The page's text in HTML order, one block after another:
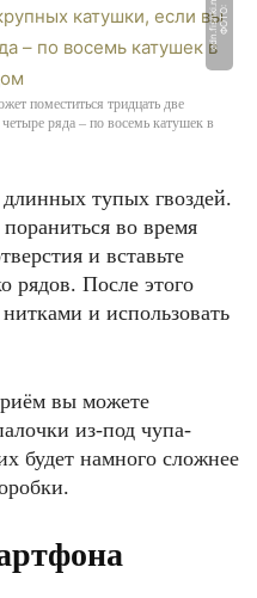
Ф
О
Т
О:
c
d
n.
fi
s
h
ki.
n
e
t
поместиться тридцать две
ряда – по восемь катушек в
тупых гвоздей.
во время
и вставьте
рядов. После этого
и использовать
вы можете
из-под чупа-
будет намного сложнее